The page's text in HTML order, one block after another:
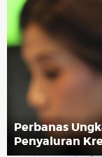
Perbanas
Penyaluran